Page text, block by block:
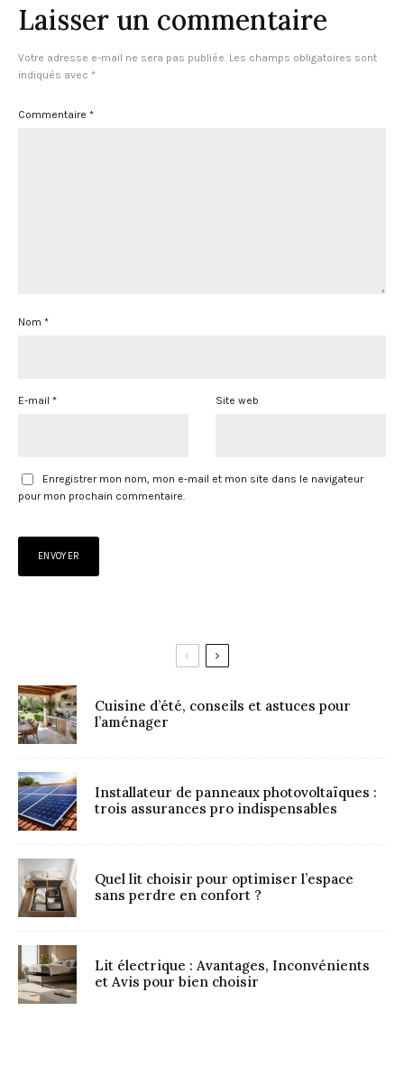
Laisser un commentaire
Votre adresse e-mail ne sera pas publiée. Les champs obligatoires sont
indiqués avec *
Commentaire *
Nom *
E-mail * Site web
Enregistrer mon nom, mon e-mail et mon site dans le navigateur
pour mon prochain commentaire.
Cuisine d’été, conseils et astuces pour
l’aménager
Installateur de panneaux photovoltaïques :
trois assurances pro indispensables
Quel lit choisir pour optimiser l’espace
sans perdre en confort ?
Lit électrique : Avantages, Inconvénients
et Avis pour bien choisir